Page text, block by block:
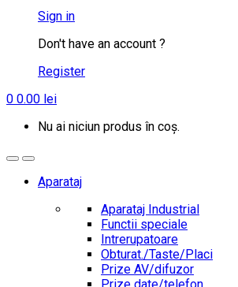
Sign in
Don't have an account ?
Register
0 0.00 lei
Nu ai niciun produs în coș.
Aparataj
Aparataj Industrial
Functii speciale
Intrerupatoare
Obturat./Taste/Placi
Prize AV/difuzor